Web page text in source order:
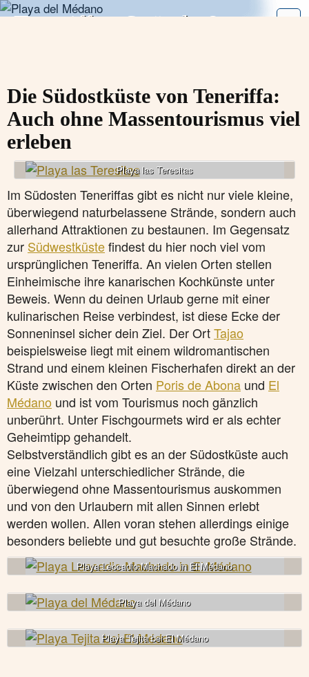
Zum
Teneriffa - Strände &
Die Südostküste von Teneriffa:
Auch ohne Massentourismus viel
erleben
Playa las Teresitas
Im Südosten Teneriffas gibt es nicht nur viele kleine,
überwiegend naturbelassene Strände, sondern auch
allerhand Attraktionen zu bestaunen. Im Gegensatz
zur Südwestküstefindest du hier noch viel vom
ursprünglichen Teneriffa. An vielen Orten stellen
Einheimische ihre kanarischen Kochkünste unter
Beweis. Wenn du deinen Urlaub gerne mit einer
kulinarischen Reise verbindest, ist diese Ecke der
Sonneninsel sicher dein Ziel. Der OrtTajao
beispielsweise liegt mit einem wildromantischen
Strand und einem kleinen Fischerhafen direkt an der
Küste zwischen den Orten Poris de Abona und El
Médano und ist vom Tourismus noch gänzlich
unberührt. Unter Fischgourmets wird er als echter
Geheimtipp gehandelt.
Selbstverständlich gibt es an der Südostküste auch
eine Vielzahl unterschiedlicher Strände, die
überwiegend ohne Massentourismus auskommen
und von den Urlaubern mit allen Sinnen erlebt
werden wollen. Allen voran stehen allerdings einige
besonders beliebte und gut besuchte große Strände.
Playa Leocadio Machado in El Médano
Playa del Médano
Playa Tejita bei El Médano